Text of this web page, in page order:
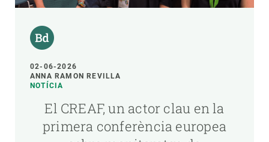
02-06-2026
ANNA RAMON REVILLA
NOTÍCIA
El CREAF, un actor clau en la
primera conferència europea